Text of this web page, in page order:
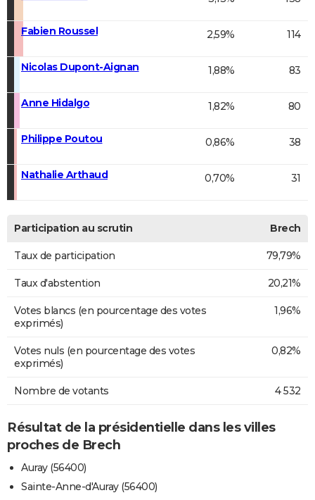
Fabien Roussel 2,59% 114
Nicolas Dupont-Aignan 1,88% 83
Anne Hidalgo 1,82% 80
Philippe Poutou 0,86% 38
Nathalie Arthaud 0,70% 31
Participation au scrutin Brech
Taux de participation 79,79%
Taux d'abstention 20,21%
Votes blancs (en pourcentage des votes
exprimés)
1,96%
Votes nuls (en pourcentage des votes
exprimés)
0,82%
Nombre de votants 4 532
Résultat de la présidentielle dans les villes
proches de Brech
Auray (56400)
Sainte-Anne-d'Auray (56400)